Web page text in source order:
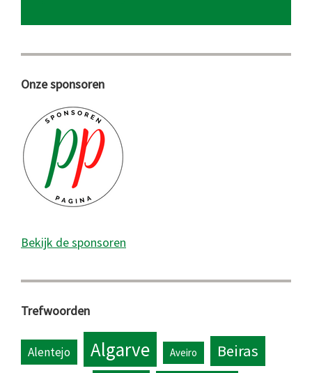
Onze sponsoren
Bekijk de sponsoren
Trefwoorden
Alentejo Algarve Aveiro Beiras